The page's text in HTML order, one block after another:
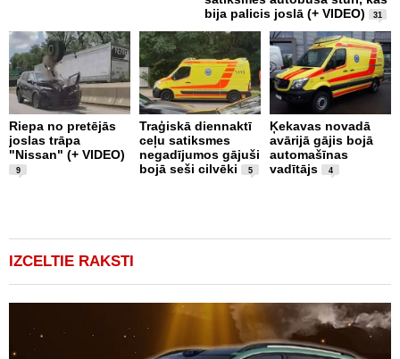
bija palicis joslā (+ VIDEO)
31
Riepa no pretējās
joslas trāpa
"Nissan" (+ VIDEO)
9
Traģiskā diennaktī
ceļu satiksmes
negadījumos gājuši
bojā seši cilvēki
5
Ķekavas novadā
avārijā gājis bojā
automašīnas
vadītājs
4
IZCELTIE RAKSTI